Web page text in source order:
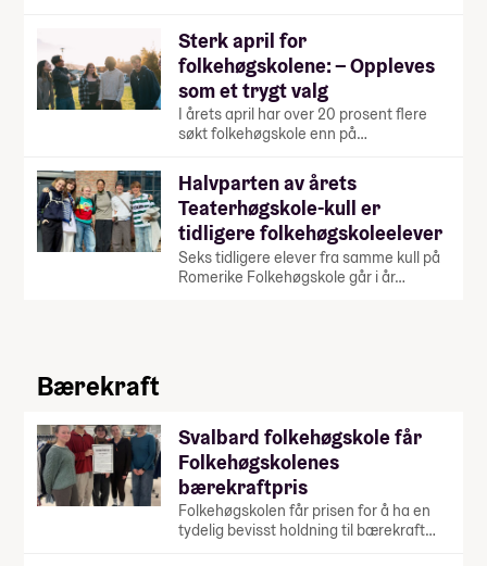
Sterk april for
folkehøgskolene: – Oppleves
som et trygt valg
I årets april har over 20 prosent flere
søkt folkehøgskole enn på…
Halvparten av årets
Teaterhøgskole-kull er
tidligere folkehøgskoleelever
Seks tidligere elever fra samme kull på
Romerike Folkehøgskole går i år…
Bærekraft
Svalbard folkehøgskole får
Folkehøgskolenes
bærekraftpris
Folkehøgskolen får prisen for å ha en
tydelig bevisst holdning til bærekraft…